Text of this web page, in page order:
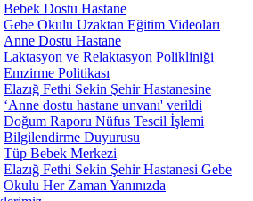
Bebek Dostu Hastane
Gebe Okulu Uzaktan Eğitim Videoları
Anne Dostu Hastane
Laktasyon ve Relaktasyon Polikliniği
Emzirme Politikası
Elazığ Fethi Sekin Şehir Hastanesine
‘Anne dostu hastane unvanı' verildi
Doğum Raporu Nüfus Tescil İşlemi
Bilgilendirme Duyurusu
Tüp Bebek Merkezi
Elazığ Fethi Sekin Şehir Hastanesi Gebe
Okulu Her Zaman Yanınızda